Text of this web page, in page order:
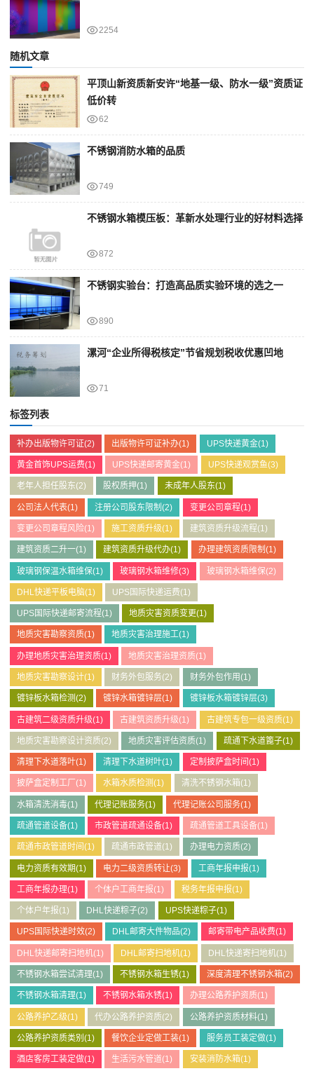
2254
随机文章
平顶山新资质新安许“地基一级、防水一级”资质证
低价转
62
不锈钢消防水箱的品质
749
不锈钢水箱模压板：革新水处理行业的好材料选择
872
不锈钢实验台：打造高品质实验环境的选之一
890
漯河“企业所得税核定”节省规划税收优惠凹地
71
标签列表
补办出版物许可证(2) 出版物许可证补办(1) UPS快递黄金(1)
黄金首饰UPS运费(1) UPS快递邮寄黄金(1) UPS快递观赏鱼(3)
老年人担任股东(2) 股权质押(1) 未成年人股东(1)
公司法人代表(1) 注册公司股东限制(2) 变更公司章程(1)
变更公司章程风险(1) 施工资质升级(1) 建筑资质升级流程(1)
建筑资质二升一(1) 建筑资质升级代办(1) 办理建筑资质限制 (1)
玻璃钢保温水箱维保(1) 玻璃钢水箱维修(3) 玻璃钢水箱维保(2)
DHL快递平板电脑(1) UPS国际快递运费(1)
UPS国际快递邮寄流程(1) 地质灾害资质变更(1)
地质灾害勘察资质(1) 地质灾害治理施工(1)
办理地质灾害治理资质(1) 地质灾害治理资质(1)
地质灾害勘察设计(1) 财务外包服务(2) 财务外包作用(1)
镀锌板水箱检测(2) 镀锌水箱镀锌层(1) 镀锌板水箱镀锌层(3)
古建筑二级资质升级(1) 古建筑资质升级(1) 古建筑专包一级资质(1)
地质灾害勘察设计资质(2) 地质灾害评估资质(1) 疏通下水道篦子(1)
清理下水道落叶(1) 清理下水道树叶(1) 定制披萨盒时间 (1)
披萨盒定制工厂 (1) 水箱水质检测(1) 清洗不锈钢水箱(1)
水箱清洗消毒(1) 代理记账服务(1) 代理记账公司服务(1)
疏通管道设备(1) 市政管道疏通设备(1) 疏通管道工具设备(1)
疏通市政管道时间 (1) 疏通市政管道(1) 办理电力资质(2)
电力资质有效期(1) 电力二级资质转让(3) 工商年报申报(1)
工商年报办理(1) 个体户工商年报(1) 税务年报申报(1)
个体户年报(1) DHL快递粽子(2) UPS快递粽子(1)
UPS国际快递时效(2) DHL邮寄大件物品(2) 邮寄带电产品收费(1)
DHL快递邮寄扫地机(1) DHL邮寄扫地机(1) DHL快递寄扫地机(1)
不锈钢水箱尝试清理(1) 不锈钢水箱生锈(1) 深度清理不锈钢水箱(2)
不锈钢水箱清理(1) 不锈钢水箱水锈(1) 办理公路养护资质(1)
公路养护乙级(1) 代办公路养护资质(2) 公路养护资质材料(1)
公路养护资质类别 (1) 餐饮企业定做工装(1) 服务员工装定做(1)
酒店客房工装定做(1) 生活污水管道(1) 安装消防水箱(1)